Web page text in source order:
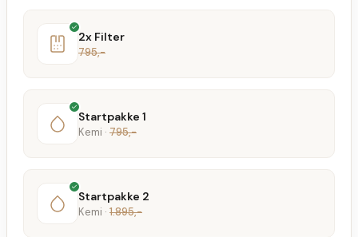
2x Filter
795,-
Startpakke 1
Kemi · 795,-
Startpakke 2
Kemi · 1.895,-